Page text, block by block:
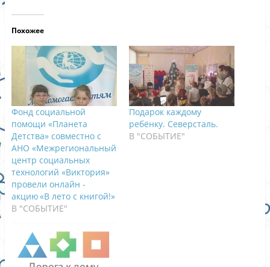
Похожее
Фонд социальной
помощи «Планета
Детства» совместно с
АНО «Межрегиональный
центр социальных
технологий «Виктория»
провели онлайн -
акцию «В лето с книгой!»
В "СОБЫТИЕ"
Подарок каждому
ребёнку. Северсталь.
В "СОБЫТИЕ"